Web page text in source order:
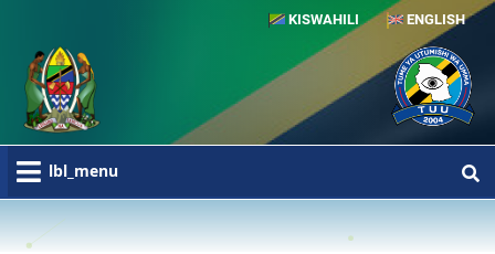
KISWAHILI ENGLISH
lbl_menu